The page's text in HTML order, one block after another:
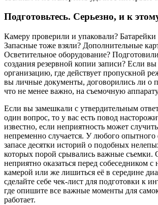
Подготовьтесь. Серьезно, и к
Камеру проверили и упаковали? Батарейки
Запасные тоже взяли? Дополнительные
Осветительное оборудование?
создания резервной копии записи? Если вы
организацию, где действует пропускной
вы личные документы, договорились ли о
что не менее важно, на съемочную
Если вы замешкали с утвердительным
один вопрос, то у вас есть повод
известно, если неприятность может
непременно случается. У любого опытного
запасе десятки историй о подобных
которых порой срывались важные съемки.
неприятно оказаться перед собеседником
камерой или же лишиться её в середине
сделайте себе чек-лист для подготовки к
где опишите все важные моменты для
работает.